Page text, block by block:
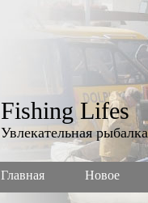
Fishing Lifes
Увлекательная рыбалка
Главная Новое